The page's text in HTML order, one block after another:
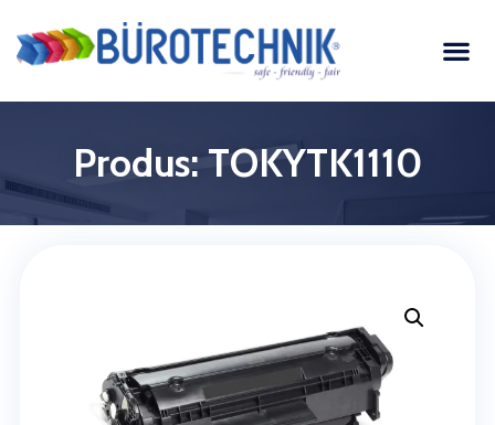
Produs: TOKYTK1110